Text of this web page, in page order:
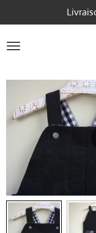
au
contenu